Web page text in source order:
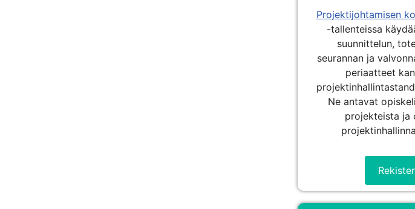
Projektijohtamisen
-tallenteissa
suunnittelun,
seurannan ja
periaatteet
Ne antavat
projekteista ja